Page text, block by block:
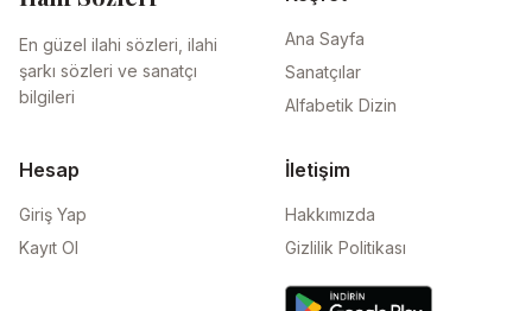
En güzel ilahi sözleri, ilahi
şarkı sözleri ve sanatçı
bilgileri
Ana Sayfa
Sanatçılar
Alfabetik Dizin
Hesap
Giriş Yap
Kayıt Ol
İletişim
Hakkımızda
Gizlilik Politikası